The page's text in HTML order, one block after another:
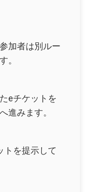
加者は別ルー
。
eチケットを
進みます。
トを提示して